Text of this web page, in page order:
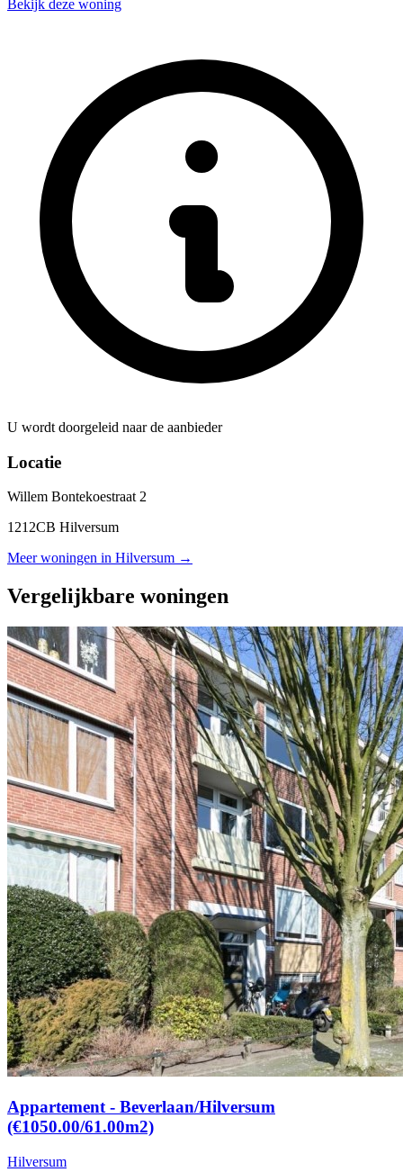
Bekijk deze woning
U wordt doorgeleid naar de aanbieder
Locatie
Willem Bontekoestraat 2
1212CB Hilversum
Meer woningen in Hilversum →
Vergelijkbare woningen
Appartement - Beverlaan/Hilversum
(€1050.00/61.00m2)
Hilversum